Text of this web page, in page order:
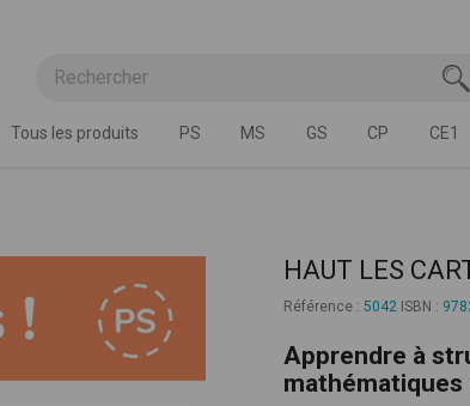
Tous les produits PS MS GS CP CE1
HAUT LES
Référence : 5042 ISBN :
Apprendre à